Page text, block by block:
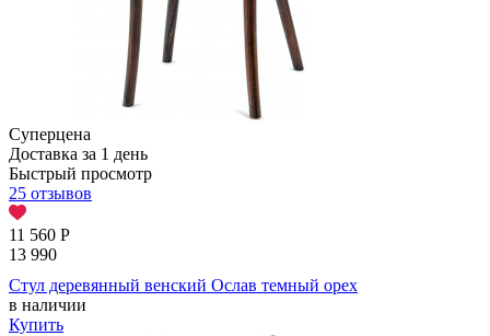
Суперцена
Доставка за 1 день
Быстрый просмотр
25 отзывов
11 560 Р
13 990
Стул деревянный венский Ослав темный орех
в наличии
Купить